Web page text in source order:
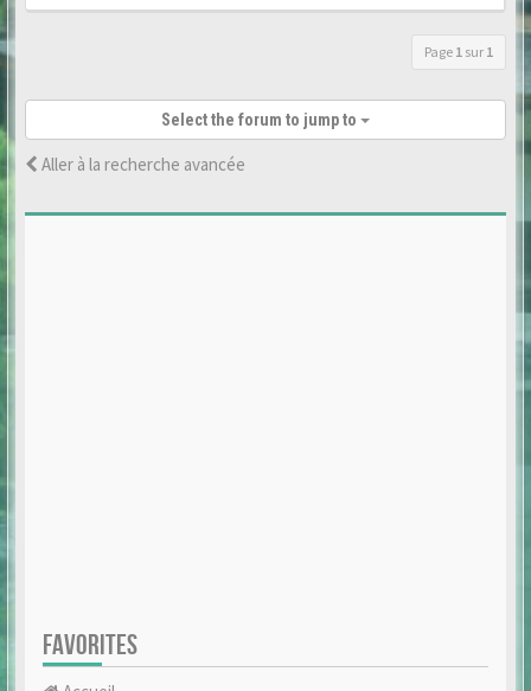
Page 1 sur 1
Select the forum to jump to
Aller à la recherche avancée
FAVORITES